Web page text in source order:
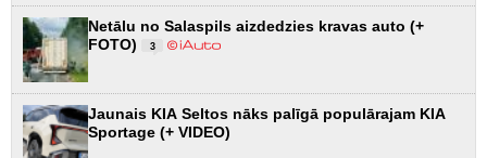
Netālu no Salaspils aizdedzies kravas auto (+
FOTO)
3
Jaunais KIA Seltos nāks palīgā populārajam KIA
Sportage (+ VIDEO)